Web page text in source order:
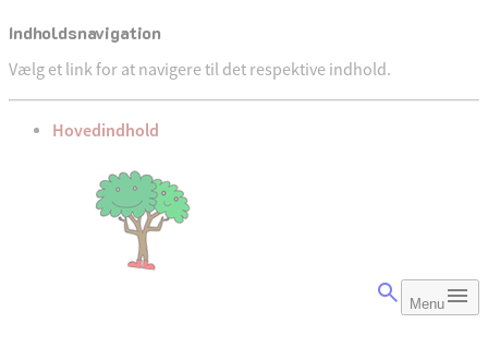
Indholdsnavigation
Vælg et link for at navigere til det respektive indhold.
gå til
Hovedindhold
Menu